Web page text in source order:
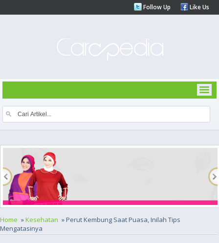
Follow Up Like Us
Home »Kesehatan » Perut Kembung Saat Puasa, Inilah Tips
Mengatasinya